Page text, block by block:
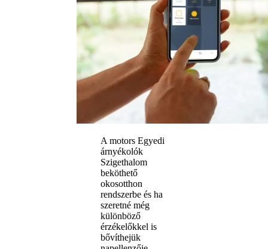
A motors Egyedi
árnyékolók
Szigethalom
beköthető
okosotthon
rendszerbe és ha
szeretné még
különböző
érzékelőkkel is
bővíthejük